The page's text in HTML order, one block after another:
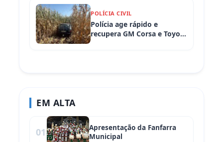
POLÍCIA CIVIL
Polícia age rápido e
recupera GM Corsa e Toyota
EM ALTA
01
Apresentação da Fanfarra
Municipal